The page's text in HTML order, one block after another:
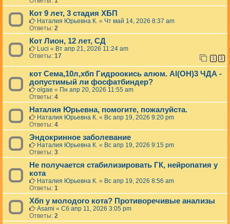
Кот 9 лет, 3 стадия ХБП
Наталия Юрьевна К. « Чт май 14, 2026 8:37 am
Ответы: 2
Кот Лион, 12 лет, СД
Luci « Вт апр 21, 2026 11:24 am
Ответы: 17 1 2
кот Сема,10л,хбп Гидроокись алюм. Al(OH)3 ЧДА -
допустимый ли фосфатбиндер?
olgae « Пн апр 20, 2026 11:55 am
Ответы: 4
Наталия Юрьевна, помогите, пожалуйста.
Наталия Юрьевна К. « Вс апр 19, 2026 9:20 pm
Ответы: 4
Эндокринное заболевание
Наталия Юрьевна К. « Вс апр 19, 2026 9:15 pm
Ответы: 3
Не получается стабилизировать ГК, нейропатия у
кота
Наталия Юрьевна К. « Вс апр 19, 2026 8:56 am
Ответы: 1
Хбп у молодого кота? Противоречивые анализы
Asami « Сб апр 11, 2026 3:05 pm
Ответы: 2